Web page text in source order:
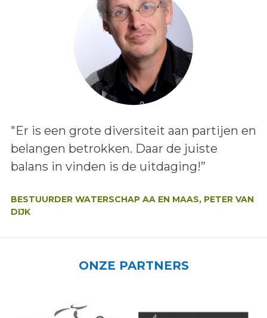
Lees het bericht:
"Er is een grote diversiteit aan partijen en
belangen betrokken. Daar de juiste
balans in vinden is de uitdaging!”
BESTUURDER WATERSCHAP AA EN MAAS, PETER VAN
DIJK
ONZE PARTNERS